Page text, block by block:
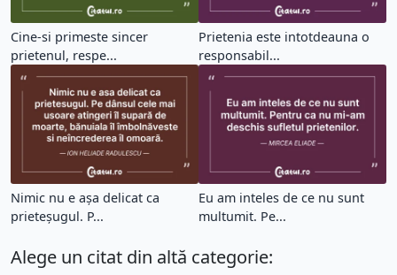
Cine-si primeste sincer
prietenul, respe...
Prietenia este intotdeauna o
responsabil...
Nimic nu e așa delicat ca
prieteșugul. P...
Eu am inteles de ce nu sunt
multumit. Pe...
Alege un citat din altă categorie: